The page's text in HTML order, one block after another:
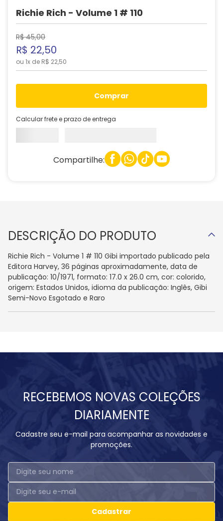
Richie Rich - Volume 1 # 110
R$ 45,00
R$ 22,50
ou 1x de R$ 22,50
comprar
Calcular frete e prazo de entrega
Compartilhe:
DESCRIÇÃO DO PRODUTO
Richie Rich - Volume 1 # 110 Gibi importado publicado pela
Editora Harvey, 36 páginas aproximadamente, data de
publicação: 10/1971, formato: 17.0 x 26.0 cm, cor: colorido,
origem: Estados Unidos, idioma da publicação: Inglês, Gibi
Semi-Novo Esgotado e Raro
RECEBEMOS NOVAS COLEÇÕES
DIARIAMENTE
Cadastre seu e-mail para acompanhar as novidades e
promoções.
Cadastrar